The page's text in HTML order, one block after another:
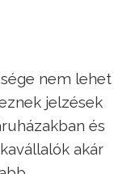
nem lehet
jelzések
és
akár